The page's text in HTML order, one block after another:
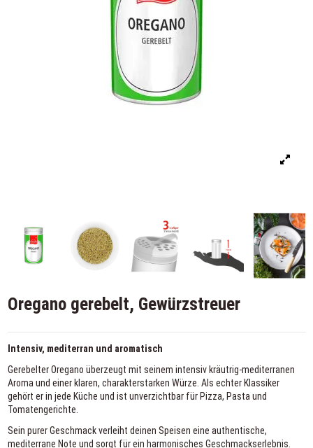
Oregano gerebelt, Gewürzstreuer
Intensiv, mediterran und aromatisch
Gerebelter Oregano überzeugt mit seinem intensiv kräutrig-mediterranen
Aroma und einer klaren, charakterstarken Würze. Als echter Klassiker
gehört er in jede Küche und ist unverzichtbar für Pizza, Pasta und
Tomatengerichte.
Sein purer Geschmack verleiht deinen Speisen eine authentische,
mediterrane Note und sorgt für ein harmonisches Geschmackserlebnis.